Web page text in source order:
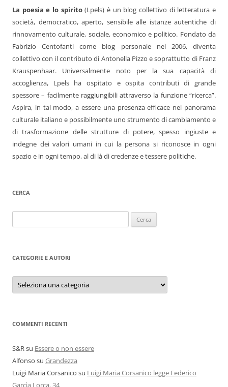
La poesia e lo spirito(Lpels) è un blog collettivo di letteratura e
società, democratico, aperto, sensibile alle istanze autentiche di
rinnovamento culturale, sociale, economico e politico. Fondato da
Fabrizio Centofanti come blog personale nel 2006, diventa
collettivo con il contributo di Antonella Pizzo e soprattutto di Franz
Krauspenhaar. Universalmente noto per la sua capacità di
accoglienza, Lpels ha ospitato e ospita contributi di grande
spessore – facilmente raggiungibili attraverso la funzione “ricerca”.
Aspira, in tal modo, a essere una presenza efficace nel panorama
culturale italiano e possibilmente uno strumento di cambiamento e
di trasformazione delle strutture di potere, spesso ingiuste e
indegne dei valori umani in cui la persona si riconosce in ogni
spazio e in ogni tempo, al di là di credenze e tessere politiche.
CERCA
per:
CATEGORIE E AUTORI
Categorie
autori
COMMENTI RECENTI
S&Rsu Essere o non essere
Alfonso su Grandezza
Luigi Maria Corsanico su Luigi Maria Corsanico legge Federico